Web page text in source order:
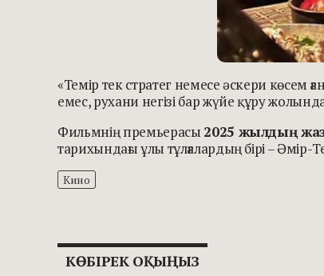
«Темір тек стратег немесе әскери көсем
емес, рухани негізі бар жүйе құру
Фильмнің премьерасы 2025 жылдың
тарихындағы ұлы тұлғалардың бірі –
Кино
КӨБІРЕК ОҚЫҢЫЗ